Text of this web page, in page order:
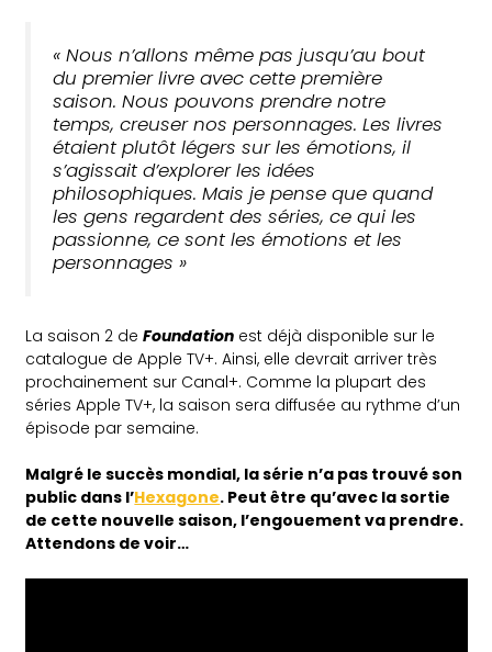
« Nous n’allons même pas jusqu’au bout
du premier livre avec cette première
saison. Nous pouvons prendre notre
temps, creuser nos personnages. Les livres
étaient plutôt légers sur les émotions, il
s’agissait d’explorer les idées
philosophiques. Mais je pense que quand
les gens regardent des séries, ce qui les
passionne, ce sont les émotions et les
personnages »
La saison 2 deFoundation est déjà disponible sur le
catalogue de Apple TV+. Ainsi, elle devrait arriver très
prochainement sur Canal+. Comme la plupart des
séries Apple TV+, la saison sera diffusée au rythme d’un
épisode par semaine.
Malgré le succès mondial, la série n’a pas trouvé son
public dans l’Hexagone. Peut être qu’avec la sortie
de cette nouvelle saison, l’engouement va prendre.
Attendons de voir…